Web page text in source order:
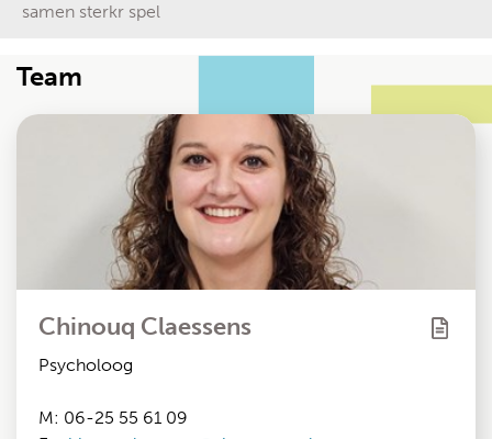
samen sterkr spel
Team
Chinouq Claessens
Psycholoog
M: 06-25 55 61 09